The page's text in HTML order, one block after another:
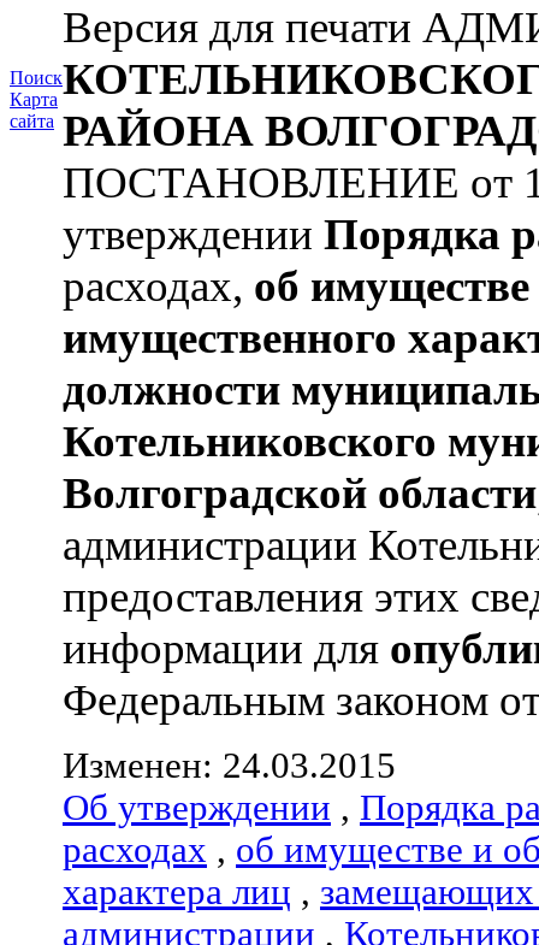
Поиск
Карта
сайта
Версия для печати
РАЙОНА
ПОСТАНОВЛЕНИЕ от
утверждении Порядка
расходах, об имуществе
имущественного
должности
Котельниковского
Волгоградской области
администрации
предоставления этих
информации для
Федеральным законом
Изменен: 24.03.2015
Об утверждении , Порядка
расходах , об имуществе и
характера лиц , замещающих
администрации ,